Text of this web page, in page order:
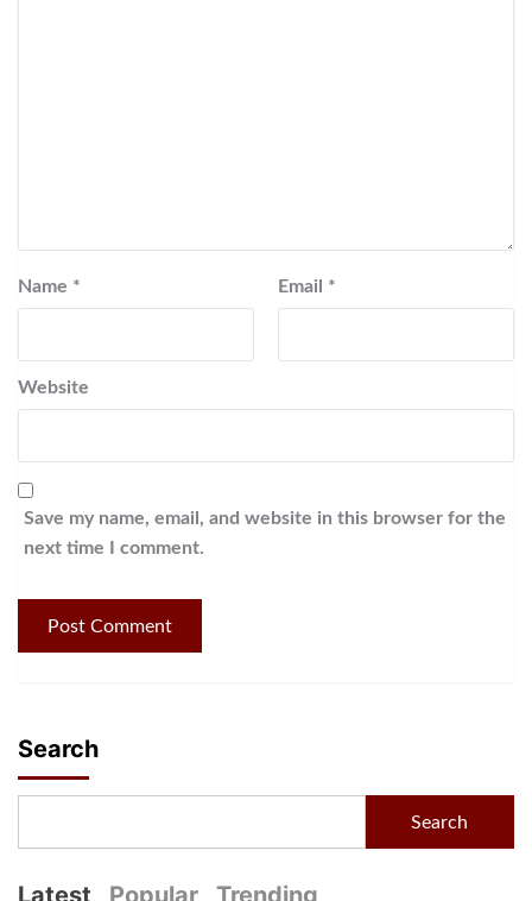
Name * Email *
Website
Save my name, email, and website in this browser for the
next time I comment.
Search
Search
Latest Popular Trending